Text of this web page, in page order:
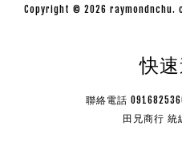
Copyright © 2026 raymondnchu.
快
聯絡電話
田兄商行 統